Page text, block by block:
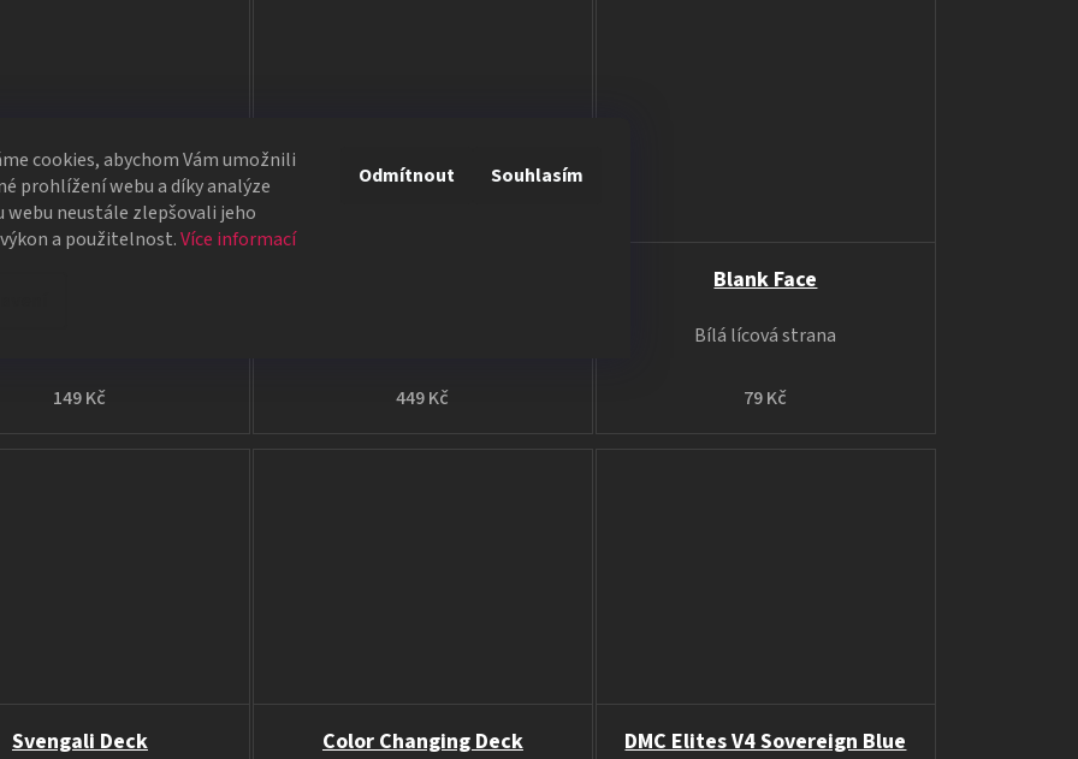
cookies, abychom Vám umožnili
prohlížení webu a díky analýze
webu neustále zlepšovali jeho
a použitelnost.Více informací
Odmítnout Souhlasím
149 Kč 449 Kč
Blank Face
79 Kč
Bílá lícová strana
Svengali Deck Color Changing Deck DMC Elites V4 Sovereign Blue